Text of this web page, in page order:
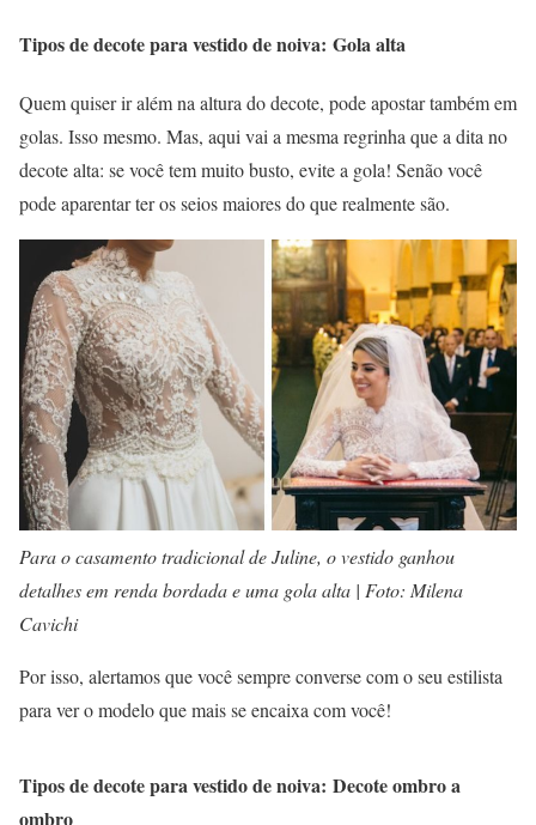
Tipos de decote para vestido de noiva: Gola alta
Quem quiser ir além na altura do decote, pode apostar também em
golas. Isso mesmo. Mas, aqui vai a mesma regrinha que a dita no
decote alta: se você tem muito busto, evite a gola! Senão você
pode aparentar ter os seios maiores do que realmente são.
Para o casamento tradicional de Juline, o vestido ganhou
detalhes em renda bordada e uma gola alta | Foto: Milena
Cavichi
Por isso, alertamos que você sempre converse com o seu estilista
para ver o modelo que mais se encaixa com você!
Tipos de decote para vestido de noiva: Decote ombro a
ombro